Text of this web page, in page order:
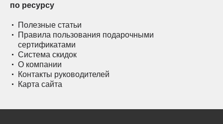
по ресурсу
Полезные статьи
Правила пользования подарочными
сертификатами
Система скидок
О компании
Контакты руководителей
Карта сайта